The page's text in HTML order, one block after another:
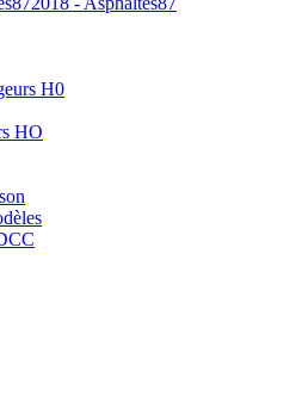
H0
HO